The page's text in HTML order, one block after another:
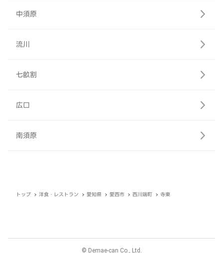
中須原
流川
七畝割
広口
南須原
トップ 洋食・レストラン 愛知県 愛西市 西川端町 寺東
© Demae-can Co., Ltd.